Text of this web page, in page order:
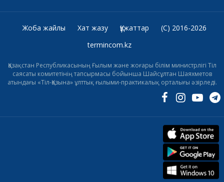
Жоба жайлы Хат жазу Құжаттар
(C) 2016-2026
termincom.kz
Қазақстан Республикасының Ғылым және жоғары білім министрлігі Тіл
саясаты комитетінің тапсырмасы бойынша Шайсұлтан Шаяхметов
атындағы «Тіл-Қазына» ұлттық ғылыми-практикалық орталығы әзірледі.